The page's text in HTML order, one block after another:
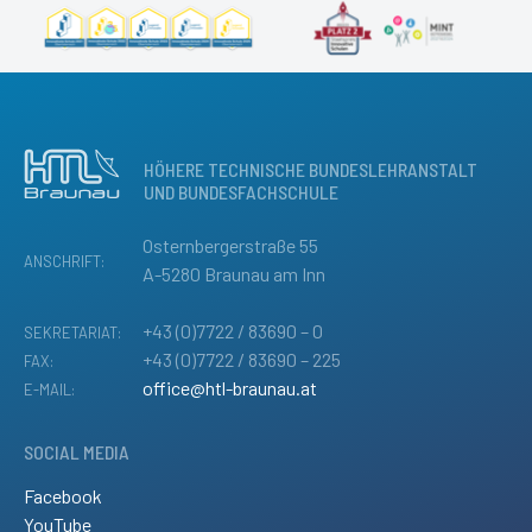
HÖHERE TECHNISCHE BUNDESLEHRANSTALT
UND BUNDESFACHSCHULE
ANSCHRIFT:
Osternbergerstraße 55
A-5280 Braunau am Inn
SEKRETARIAT: +43 (0)7722 / 83690 – 0
FAX: +43 (0)7722 / 83690 – 225
E-MAIL: office@htl-braunau.at
SOCIAL MEDIA
Facebook
YouTube